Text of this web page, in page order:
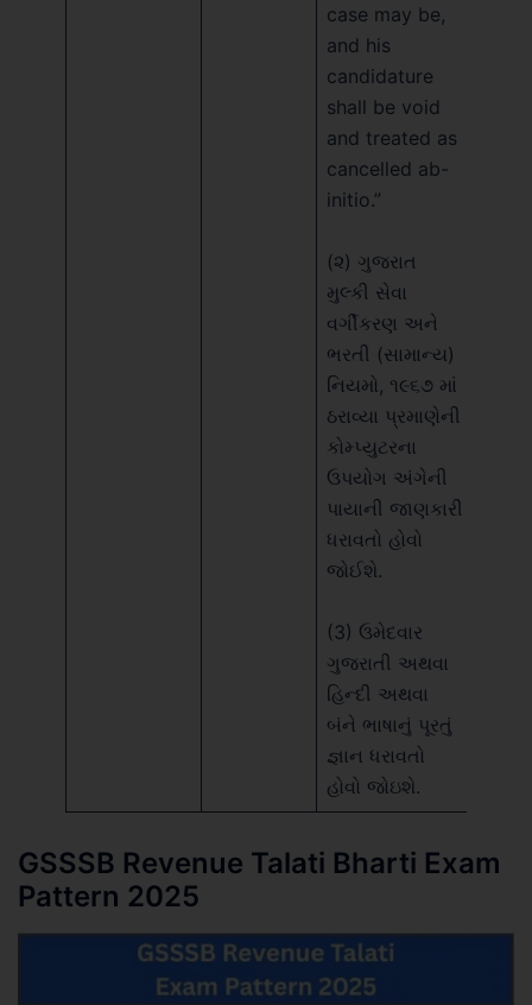
case may be,
and his
candidature
shall be void
and treated as
cancelled ab-
initio.”
(૨) ગુજરાત
મુલ્કી સેવા
વર્ગીકરણ અને
ભરતી (સામાન્ય)
નિયમો, ૧૯૬૭ માં
ઠરાવ્યા પ્રમાણેની
કોમ્પ્યુટરના
ઉપયોગ અંગેની
પાયાની જાણકારી
ધરાવતો હોવો
જોઈશે.
(3) ઉમેદવાર
ગુજરાતી અથવા
હિન્દી અથવા
બંને ભાષાનું પૂરતું
જ્ઞાન ધરાવતો
હોવો જોઇશે.
GSSSB Revenue Talati Bharti Exam
Pattern 2025